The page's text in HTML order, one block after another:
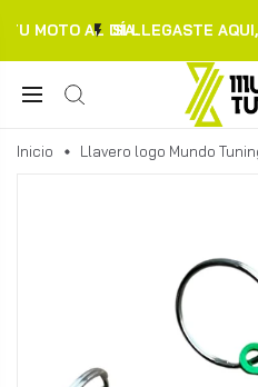
TU MOTO AL DÍA.SI LLEGASTE
Inicio Llavero logo Mundo